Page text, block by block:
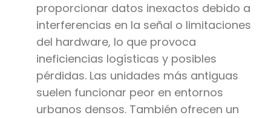
proporcionar datos inexactos debido a
interferencias en la señal o limitaciones
del hardware, lo que provoca
ineficiencias logísticas y posibles
pérdidas. Las unidades más antiguas
suelen funcionar peor en entornos
urbanos densos. También ofrecen un